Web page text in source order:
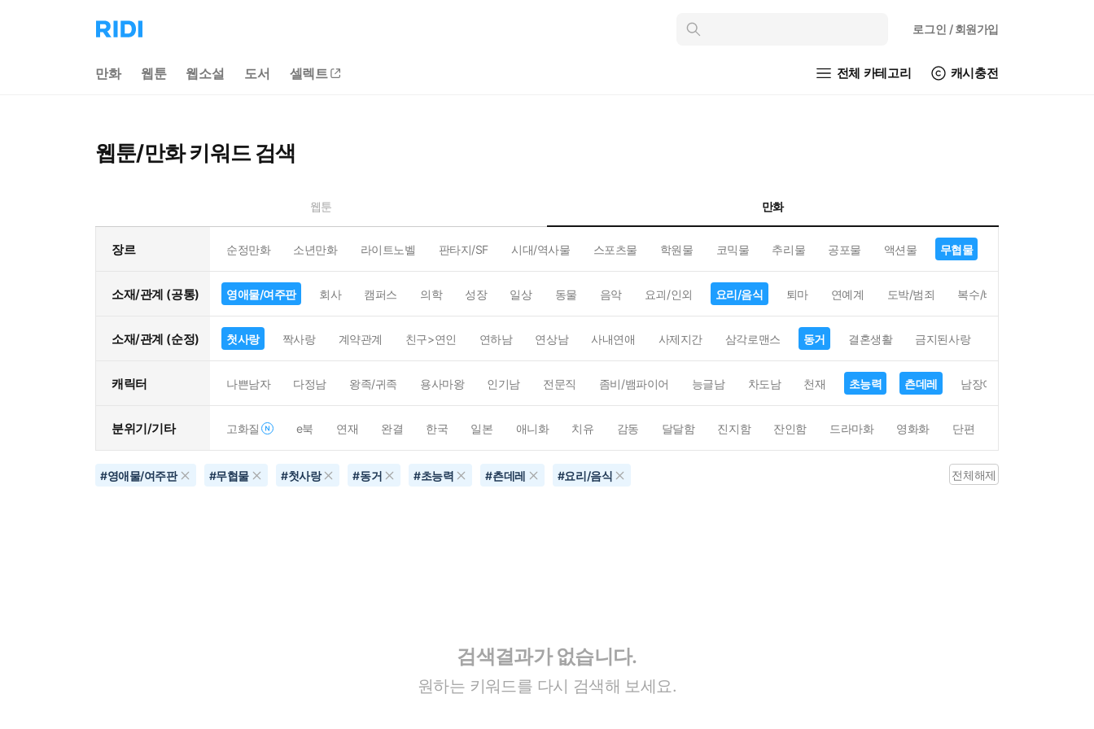
리
디
으
인
로그인 / 회원가입
만화 웹툰 웹소설 도서 셀렉트 전체 카테고리 캐시충전
웹툰/만화 키워드 검색
웹툰 만화
장르 순정만화 소년만화 라이트노벨 판타지/SF 시대/역사물 스포츠물 학원물 코믹물 추리물 공포물 액션물 무협물
소재/관계 (공통) 영애물/여주판 회사 캠퍼스 의학 성장 일상 동물 음악 요괴/인외 요리/음식 퇴마 연예계 도박/범죄 복수/배신
소재/관계 (순정) 첫사랑 짝사랑 계약관계 친구>연인 연하남 연상남 사내연애 사제지간 삼각로맨스 동거 결혼생활 금지된사랑
캐릭터 나쁜남자 다정남 왕족/귀족 용사마왕 인기남 전문직 좀비/뱀파이어 능글남 차도남 천재 초능력 츤데레 남장여자
분위기/기타 고화질 e북 연재 완결 한국 일본 애니화 치유 감동 달달함 진지함 잔인함 드라마화 영화화 단편
#영애물/여주판 #무협물 #첫사랑 #동거 #초능력 #츤데레 #요리/음식 전체해제
검색결과가 없습니다.
원하는 키워드를 다시 검색해 보세요.